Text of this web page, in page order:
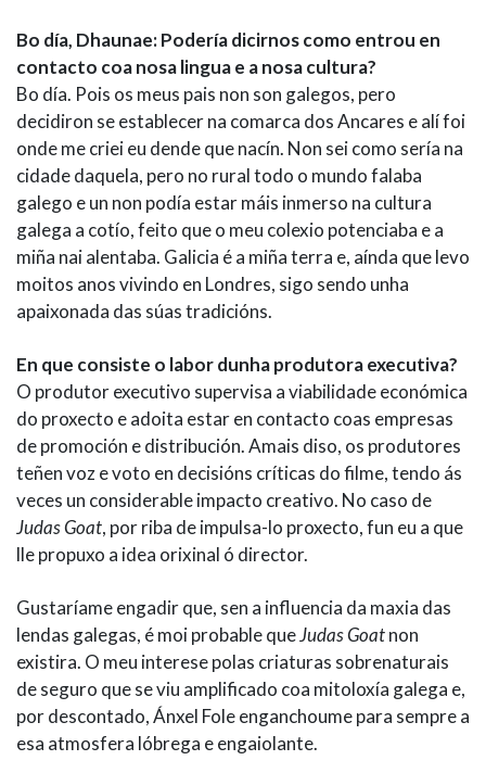
Bo día, Dhaunae: Podería dicirnos como entrou en
contacto coa nosa lingua e a nosa cultura?
Bo día. Pois os meus pais non son galegos, pero
decidiron se establecer na comarca dos Ancares e alí foi
onde me criei eu dende que nacín. Non sei como sería na
cidade daquela, pero no rural todo o mundo falaba
galego e un non podía estar máis inmerso na cultura
galega a cotío, feito que o meu colexio potenciaba e a
miña nai alentaba. Galicia é a miña terra e, aínda que levo
moitos anos vivindo en Londres, sigo sendo unha
apaixonada das súas tradicións.
En que consiste o labor dunha produtora executiva?
O produtor executivo supervisa a viabilidade económica
do proxecto e adoita estar en contacto coas empresas
de promoción e distribución. Amais diso, os produtores
teñen voz e voto en decisións críticas do filme, tendo ás
veces un considerable impacto creativo. No caso de
Judas Goat, por riba de impulsa-lo proxecto, fun eu a que
lle propuxo a idea orixinal ó director.
Gustaríame engadir que, sen a influencia da maxia das
lendas galegas, é moi probable queJudas Goatnon
existira. O meu interese polas criaturas sobrenaturais
de seguro que se viu amplificado coa mitoloxía galega e,
por descontado, Ánxel Fole enganchoume para sempre a
esa atmosfera lóbrega e engaiolante.